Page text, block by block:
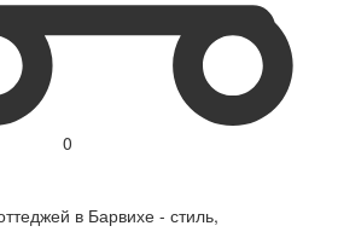
0
в Барвихе - стиль,